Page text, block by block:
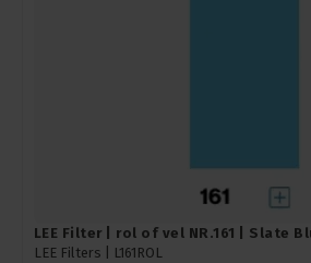
LEE Filter | rol of vel NR.161 | Slate
LEE Filters |
L161ROL